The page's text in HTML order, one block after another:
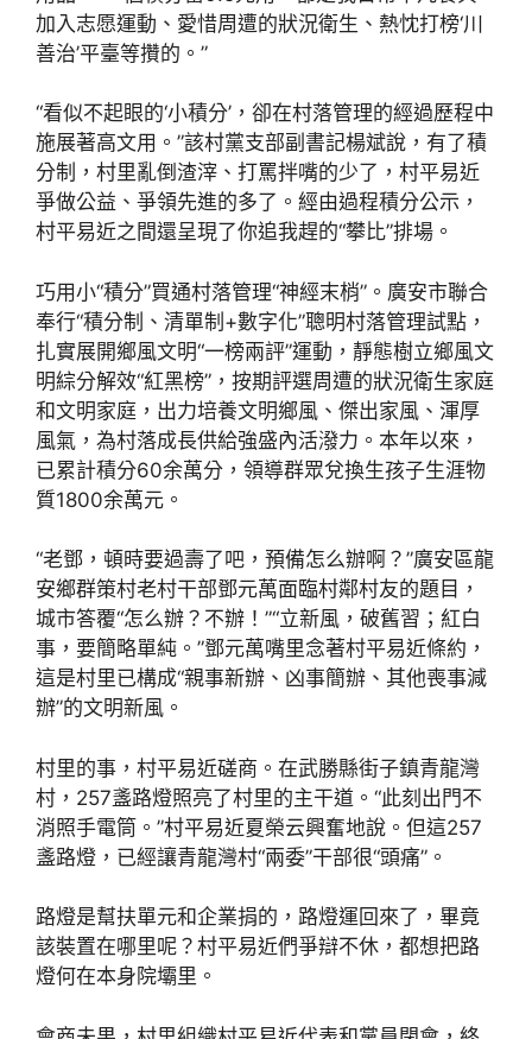
加入志愿運動、愛惜周遭的狀況衛生、熱忱打榜‘川
善治’平臺等攢的。”
“看似不起眼的‘小積分’，卻在村落管理的經過歷程中
施展著高文用。”該村黨支部副書記楊斌說，有了積
分制，村里亂倒渣滓、打罵拌嘴的少了，村平易近
爭做公益、爭領先進的多了。經由過程積分公示，
村平易近之間還呈現了你追我趕的“攀比”排場。
巧用小“積分”買通村落管理“神經末梢”。廣安市聯合
奉行“積分制、清單制+數字化”聰明村落管理試點，
扎實展開鄉風文明“一榜兩評”運動，靜態樹立鄉風文
明綜分解效“紅黑榜”，按期評選周遭的狀況衛生家庭
和文明家庭，出力培養文明鄉風、傑出家風、渾厚
風氣，為村落成長供給強盛內活潑力。本年以來，
已累計積分60余萬分，領導群眾兌換生孩子生涯物
質1800余萬元。
“老鄧，頓時要過壽了吧，預備怎么辦啊？”廣安區龍
安鄉群策村老村干部鄧元萬面臨村鄰村友的題目，
城市答覆“怎么辦？不辦！”“立新風，破舊習；紅白
事，要簡略單純。”鄧元萬嘴里念著村平易近條約，
這是村里已構成“親事新辦、凶事簡辦、其他喪事減
辦”的文明新風。
村里的事，村平易近磋商。在武勝縣街子鎮青龍灣
村，257盞路燈照亮了村里的主干道。“此刻出門不
消照手電筒。”村平易近夏榮云興奮地說。但這257
盞路燈，已經讓青龍灣村“兩委”干部很“頭痛”。
路燈是幫扶單元和企業捐的，路燈運回來了，畢竟
該裝置在哪里呢？村平易近們爭辯不休，都想把路
燈何在本身院壩里。